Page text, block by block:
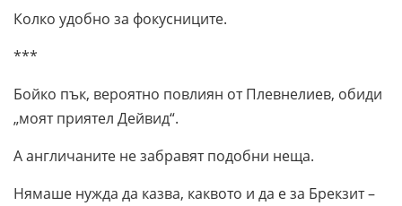
Колко удобно за фокусниците.
***
Бойко пък, вероятно повлиян от Плевнелиев, обиди
„моят приятел Дейвид“.
А англичаните не забравят подобни неща.
Нямаше нужда да казва, каквото и да е за Брекзит –